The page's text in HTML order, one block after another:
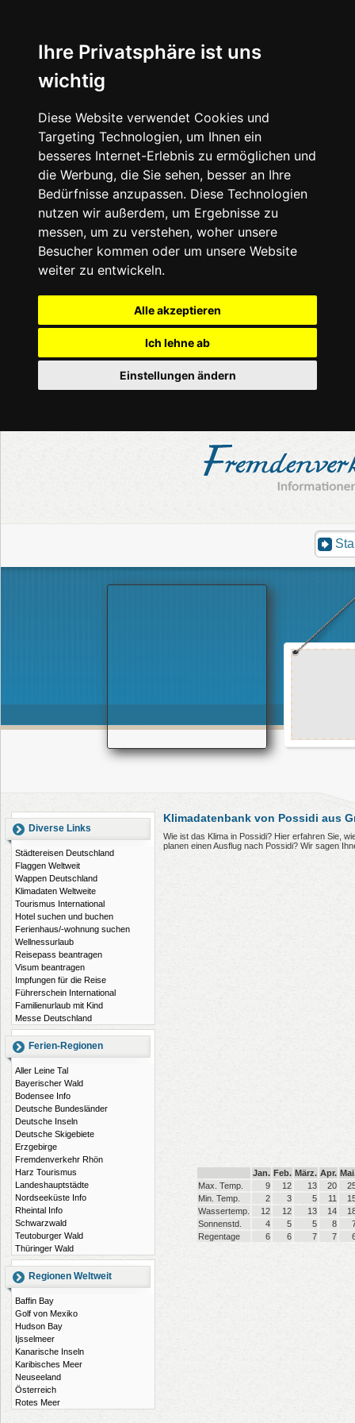
Ihre Privatsphäre ist uns
wichtig
Diese Website verwendet Cookies und
Targeting Technologien, um Ihnen ein
besseres Internet-Erlebnis zu ermöglichen und
die Werbung, die Sie sehen, besser an Ihre
Bedürfnisse anzupassen. Diese Technologien
nutzen wir außerdem, um Ergebnisse zu
messen, um zu verstehen, woher unsere
Besucher kommen oder um unsere Website
weiter zu entwickeln.
Alle akzeptieren
Ich lehne ab
Einstellungen ändern
Diverse Links
Städtereisen Deutschland
Flaggen Weltweit
Wappen Deutschland
Klimadaten Weltweite
Tourismus International
Hotel suchen und buchen
Ferienhaus/-wohnung suchen
Wellnessurlaub
Reisepass beantragen
Visum beantragen
Impfungen für die Reise
Führerschein International
Familienurlaub mit Kind
Messe Deutschland
Ferien-Regionen
Aller Leine Tal
Bayerischer Wald
Bodensee Info
Deutsche Bundesländer
Deutsche Inseln
Deutsche Skigebiete
Erzgebirge
Fremdenverkehr Rhön
Harz Tourismus
Landeshauptstädte
Nordseeküste Info
Rheintal Info
Schwarzwald
Teutoburger Wald
Thüringer Wald
Regionen Weltweit
Baffin Bay
Golf von Mexiko
Hudson Bay
Ijsselmeer
Kanarische Inseln
Karibisches Meer
Neuseeland
Österreich
Rotes Meer
Klimadatenbank von Possidi aus
Wie ist das Klima in Possidi? Hier erfahren Sie,
planen einen Ausflug nach Possidi? Wir sagen
Jan. Feb. März. Apr.
Max. Temp.
9 12 13 20
Min. Temp.
2 3 5 11
Wassertemp.
12 12 13 14
Sonnenstd.
4 5 5 8
Regentage
6 6 7 7